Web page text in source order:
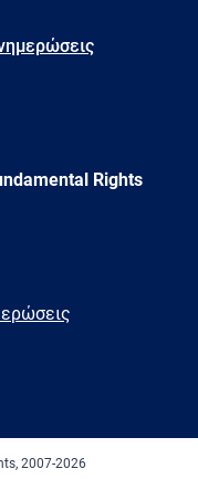
Rights
2007-2026